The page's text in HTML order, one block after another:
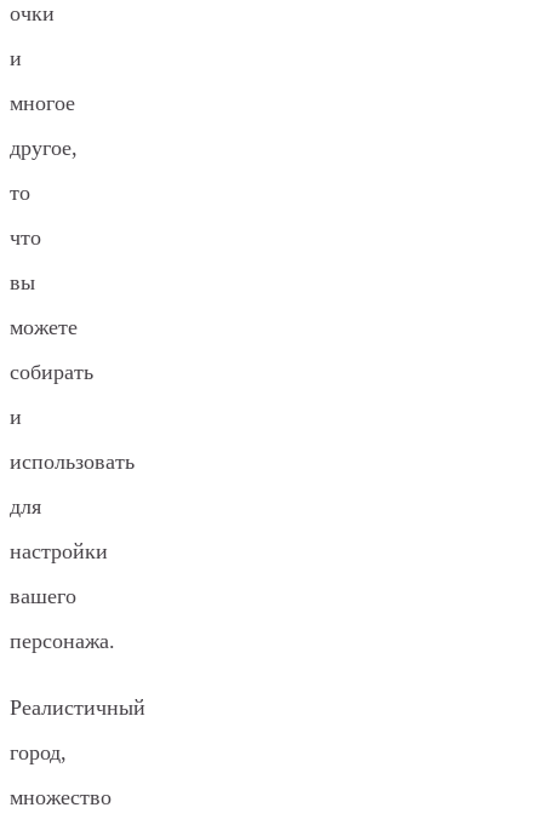
очки
и
многое
другое,
то
что
вы
можете
собирать
и
использовать
для
настройки
вашего
персонажа.
Реалистичный
город,
множество